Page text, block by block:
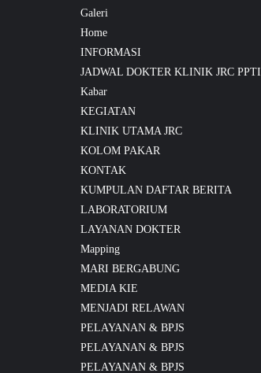
Galeri
Home
INFORMASI
JADWAL DOKTER KLINIK JRC PPTI
Kabar
KEGIATAN
KLINIK UTAMA JRC
KOLOM PAKAR
KONTAK
KUMPULAN DAFTAR BERITA
LABORATORIUM
LAYANAN DOKTER
Mapping
MARI BERGABUNG
MEDIA KIE
MENJADI RELAWAN
PELAYANAN & BPJS
PELAYANAN & BPJS
PELAYANAN & BPJS